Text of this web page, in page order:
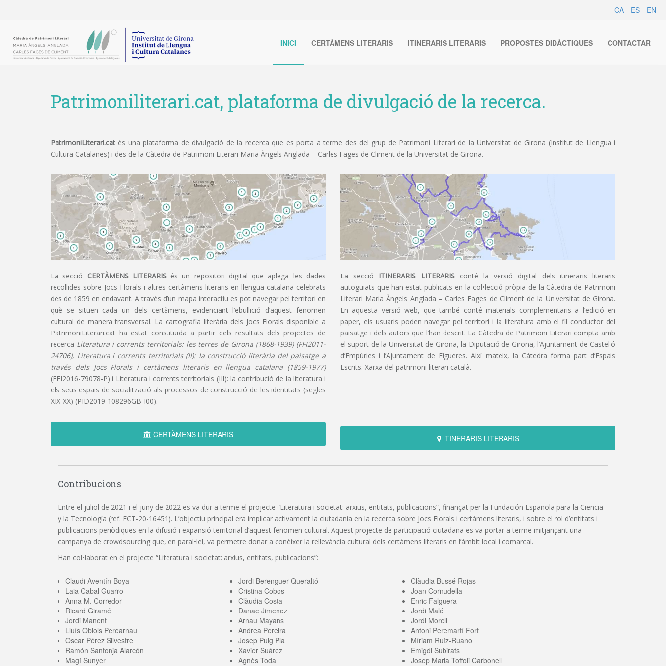
CA ES EN
INICI CERTÀMENS LITERARIS ITINERARIS LITERARIS PROPOSTES DIDÀCTIQUES CONTACTAR
Patrimoniliterari.cat, plataforma de divulgació de la recerca.
PatrimoniLiterari.cat és una plataforma de divulgació de la recerca que es porta a terme des del grup de Patrimoni Literari de la Universitat de Girona (Institut de Llengua i
Cultura Catalanes) i des de la Càtedra de Patrimoni Literari Maria Àngels Anglada – Carles Fages de Climent de la Universitat de Girona.
La secció CERTÀMENS LITERARISés un repositori digital que aplega les dades
recollides sobre Jocs Florals i altres certàmens literaris en llengua catalana celebrats
des de 1859 en endavant. A través d’un mapa interactiu es pot navegar pel territori en
què se situen cada un dels certàmens, evidenciant l’ebullició d’aquest fenomen
cultural de manera transversal. La cartografia literària dels Jocs Florals disponible a
PatrimoniLiterari.cat ha estat constituïda a partir dels resultats dels projectes de
recerca Literatura i corrents territorials: les terres de Girona (1868-1939) (FFI2011-
24706), Literatura i corrents territorials (II): la construcció literària del paisatge a
través dels Jocs Florals i certàmens literaris en llengua catalana (1859-1977)
(FFI2016-79078-P) i Literatura i corrents territorials (III): la contribució de la literatura i
els seus espais de socialització als processos de construcció de les identitats (segles
XIX-XX) (PID2019-108296GB-I00).
CERTÀMENS LITERARIS
La secció ITINERARIS LITERARISconté la versió digital dels itineraris literaris
autoguiats que han estat publicats en la col•lecció pròpia de la Càtedra de Patrimoni
Literari Maria Àngels Anglada – Carles Fages de Climent de la Universitat de Girona.
En aquesta versió web, que també conté materials complementaris a l’edició en
paper, els usuaris poden navegar pel territori i la literatura amb el fil conductor del
paisatge i dels autors que l’han descrit. La Càtedra de Patrimoni Literari compta amb
el suport de la Universitat de Girona, la Diputació de Girona, l’Ajuntament de Castelló
d’Empúries i l’Ajuntament de Figueres. Així mateix, la Càtedra forma part d’Espais
Escrits. Xarxa del patrimoni literari català.
ITINERARIS LITERARIS
Contribucions
Entre el juliol de 2021 i el juny de 2022 es va dur a terme el projecte “Literatura i societat: arxius, entitats, publicacions”, finançat per la Fundación Española para la Ciencia
y la Tecnología (ref. FCT-20-16451). L’objectiu principal era implicar activament la ciutadania en la recerca sobre Jocs Florals i certàmens literaris, i sobre el rol d’entitats i
publicacions periòdiques en la difusió i expansió territorial d’aquest fenomen cultural. Aquest projecte de participació ciutadana es va portar a terme mitjançant una
campanya de crowdsourcing que, en paral•lel, va permetre donar a conèixer la rellevància cultural dels certàmens literaris en l’àmbit local i comarcal.
Han col•laborat en el projecte “Literatura i societat: arxius, entitats, publicacions”:
Claudi Aventín-Boya Jordi Berenguer Queraltó
Clàudia Bussé Rojas
Laia Cabal Guarro
Cristina Cobos
Joan Cornudella
Anna M. Corredor
Clàudia Costa
Enric Falguera
Ricard Giramé
Danae Jimenez
Jordi Malé
Jordi Manent
Arnau Mayans
Jordi Morell
Lluís Obiols Perearnau
Andrea Pereira
Antoni Peremartí Fort
Òscar Pérez Silvestre
Josep Puig Pla
Míriam Ruíz-Ruano
Ramón Santonja Alarcón
Xavier Suárez
Emigdi Subirats
Magí Sunyer
Agnès Toda
Josep Maria Toffoli Carbonell